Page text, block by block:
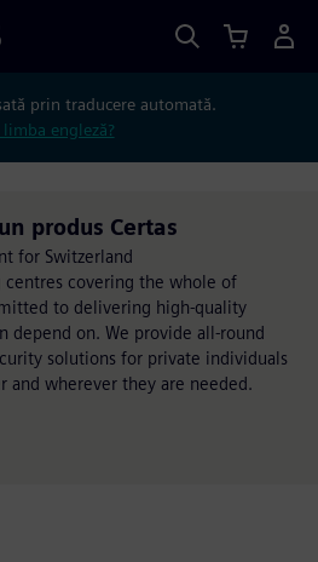
prin traducere automată.
engleză?
produs Certas
for Switzerland
covering the whole of
to delivering high-quality
depend on. We provide all-round
solutions for private individuals
and wherever they are needed.